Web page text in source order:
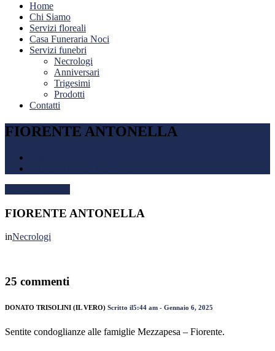
Home
Chi Siamo
Servizi floreali
Casa Funeraria Noci
Servizi funebri
Necrologi
Anniversari
Trigesimi
Prodotti
Contatti
FIORENTE ANTONELLA
FIORENTE ANTONELLA
inNecrologi
25 commenti
DONATO TRISOLINI (IL VERO) Scritto il5:44 am - Gennaio 6, 2025
Sentite condoglianze alle famiglie Mezzapesa – Fiorente.